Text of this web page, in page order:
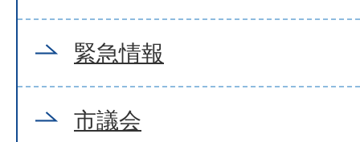
緊急情報
市議会